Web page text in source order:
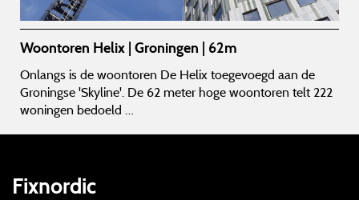
Woontoren Helix | Groningen | 62m
Onlangs is de woontoren De Helix toegevoegd aan de
Groningse 'Skyline'. De 62 meter hoge woontoren telt 222
woningen bedoeld …
Fixnordic